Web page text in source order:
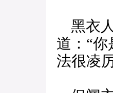
黑衣
道：“
法很凌